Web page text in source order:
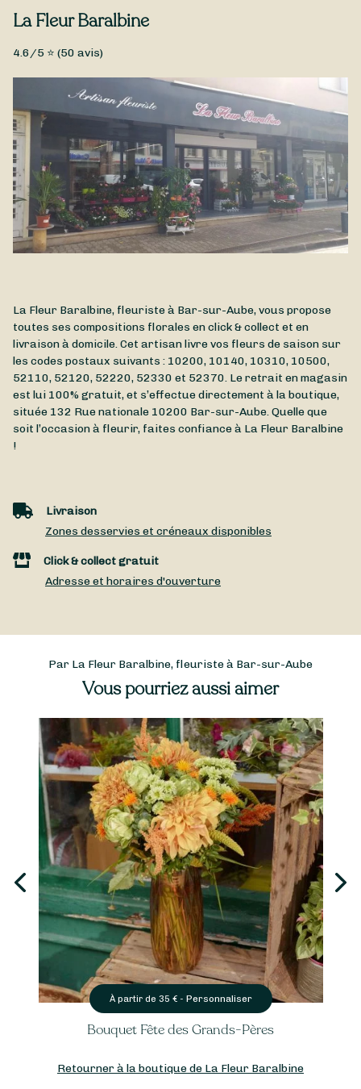
Hortensias
La Fleur Baralbine
4.6/5 ⭐ (50 avis)
La Fleur Baralbine, fleuriste à Bar-sur-Aube, vous propose
toutes ses compositions florales en click & collect et en
livraison à domicile. Cet artisan livre vos fleurs de saison sur
les codes postaux suivants : 10200, 10140, 10310, 10500,
52110, 52120, 52220, 52330 et 52370. Le retrait en magasin
est lui 100% gratuit, et s’effectue directement à la boutique,
située 132 Rue nationale 10200 Bar-sur-Aube. Quelle que
soit l’occasion à fleurir, faites confiance à La Fleur Baralbine
!
Livraison
Zones desservies et créneaux disponibles
Click & collect gratuit
Adresse et horaires d'ouverture
Par La Fleur Baralbine, fleuriste à Bar-sur-Aube
Vous pourriez aussi aimer
À partir de35 € -Personnaliser
Bouquet Fête des Grands-Pères
Retourner à la boutique de La Fleur Baralbine